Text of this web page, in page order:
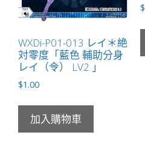
WXDi-P01-013 レイ＊絶
対零度「藍色 輔助分身
レイ（令） LV2 」
$1.00
加入購物車
$